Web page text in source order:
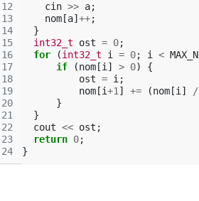
12
13
14
15
16
17
18
19
20
21
22
23
24
cin >> a;
nom [a] ++;
}
int32_t
ost = 0;
for
(int32_t i = 0; i < MAX_N
if
(nom [i ] > 0)
{
ost = i ;
nom [i+1 ] += (nom [i ] /
}
}
cout << ost ;
return 0;
}